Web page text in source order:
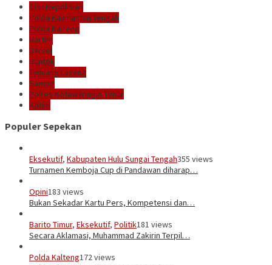
Giat Kepolisian
Polda Kalimantan Tengah
Polda Kalteng
Bartim
Barsel
Buntok
Tamiang Layang
Sampit
Polres Kotawaringin Timur
Kotim
Populer Sepekan
Eksekutif, Kabupaten Hulu Sungai Tengah355 views
Turnamen Kemboja Cup di Pandawan diharap…
Opini183 views
Bukan Sekadar Kartu Pers, Kompetensi dan…
Barito Timur, Eksekutif, Politik181 views
Secara Aklamasi, Muhammad Zakirin Terpil…
Polda Kalteng172 views